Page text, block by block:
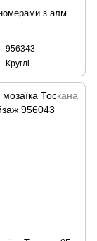
Картина за номерами з алмазною мозаїкою 2в1 Дівчина та кульбабка мрій 956343
956343
Круглі